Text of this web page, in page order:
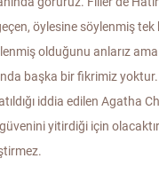
öylesine söylenmiş tek
olduğunu anlarız
başka bir fikrimiz
iddia edilen Agatha
yitirdiği için